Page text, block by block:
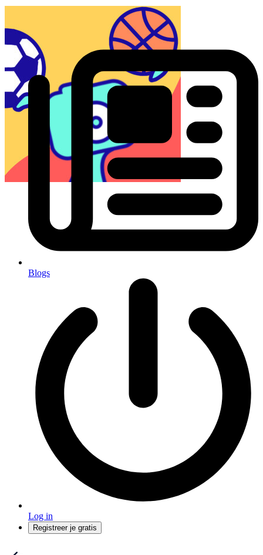
Blogs
Log in
Registreer je gratis